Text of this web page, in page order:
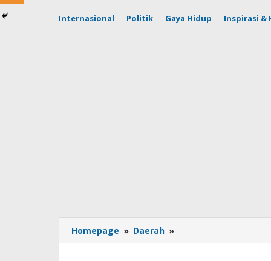
Internasional Politik Gaya Hidup Inspirasi &
Homepage » Daerah »
Jabar